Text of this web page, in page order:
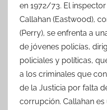
en 1972/73. El
Callahan (Eastwood),
(Perry), se enfrenta a
de jóvenes policías,
policiales y políticas,
a los criminales que
de la Justicia por falta
corrupción. Callahan